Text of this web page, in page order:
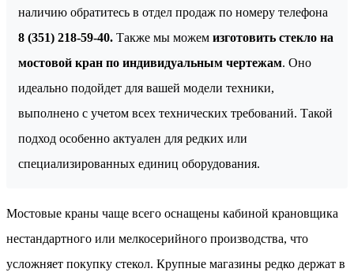
наличию обратитесь в отдел продаж по номеру телефона
8 (351) 218-59-40. Также мы можем изготовить стекло на
мостовой кран по индивидуальным чертежам. Оно
идеально подойдет для вашей модели техники,
выполнено с учетом всех технических требований. Такой
подход особенно актуален для редких или
специализированных единиц оборудования.
Мостовые краны чаще всего оснащены кабиной крановщика
нестандартного или мелкосерийного производства, что
усложняет покупку стекол. Крупные магазины редко держат в